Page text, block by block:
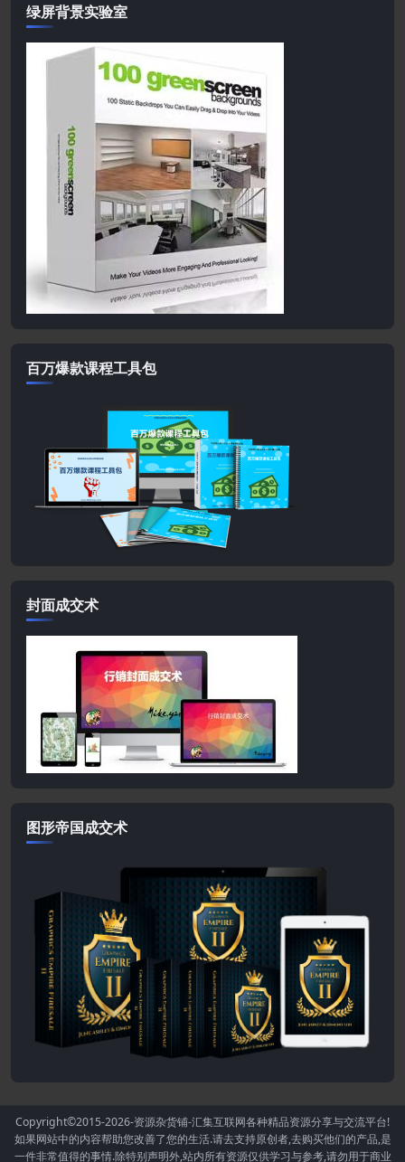
绿屏背景实验室
百万爆款课程工具包
封面成交术
图形帝国成交术
Copyright©2015-2026-资源杂货铺-汇集互联网各种精品资源分享与交流平台!
如果网站中的内容帮助您改善了您的生活.请去支持原创者,去购买他们的产品,是
一件非常值得的事情.除特别声明外,站内所有资源仅供学习与参考,请勿用于商业